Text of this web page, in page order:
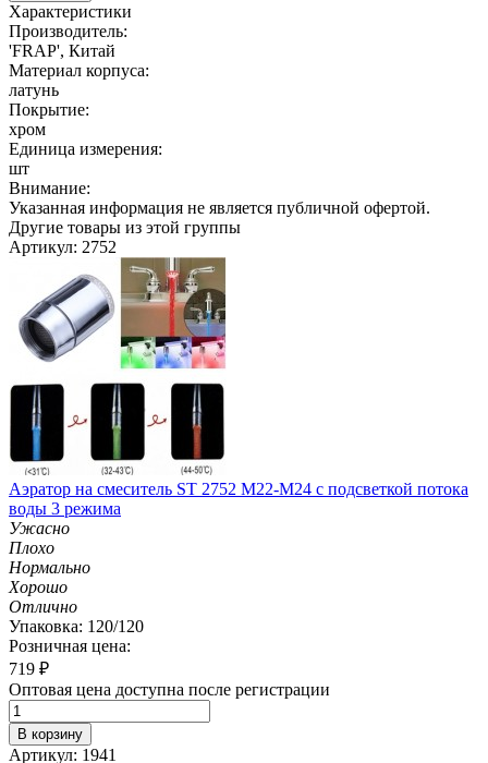
Характеристики
Производитель:
'FRAP', Китай
Материал корпуса:
латунь
Покрытие:
хром
Единица измерения:
шт
Внимание:
Указанная информация не является публичной офертой.
Другие товары из этой группы
Артикул: 2752
Аэратор на смеситель ST 2752 M22-M24 с подсветкой потока
воды 3 режима
Ужасно
Плохо
Нормально
Хорошо
Отлично
Упаковка: 120/120
Розничная цена:
719 ₽
Оптовая цена доступна после регистрации
В корзину
Артикул: 1941